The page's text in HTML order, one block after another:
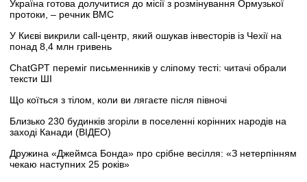
Україна готова долучитися до місії з розмінування Ормузької
протоки, – речник ВМС
У Києві викрили call-центр, який ошукав інвесторів із Чехії на
понад 8,4 млн гривень
ChatGPT переміг письменників у сліпому тесті: читачі обрали
тексти ШІ
Що коїться з тілом, коли ви лягаєте після півночі
Близько 230 будинків згоріли в поселенні корінних народів на
заході Канади (ВІДЕО)
Дружина «Джеймса Бонда» про срібне весілля: «З нетерпінням
чекаю наступних 25 років»